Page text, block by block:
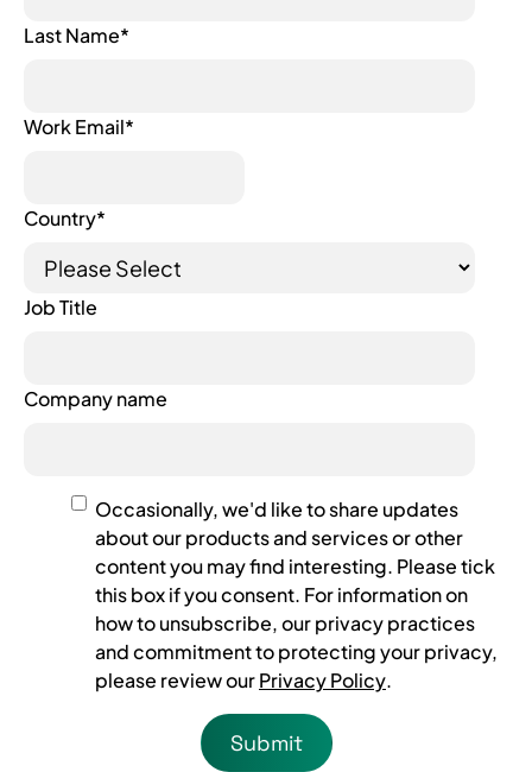
Last Name*
Work Email*
Country*
Job Title
Company name
Occasionally, we'd like to share updates
about our products and services or other
content you may find interesting. Please tick
this box if you consent. For information on
how to unsubscribe, our privacy practices
and commitment to protecting your privacy,
please review ourPrivacy Policy.